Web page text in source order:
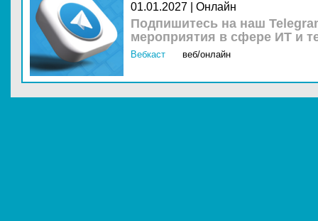
01.01.2027 | Онлайн
Подпишитесь на наш
мероприятия в сфере ИТ и
Вебкаст веб/онлайн